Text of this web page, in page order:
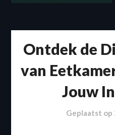
Ontdek de
van
Jouw
Geplaatst op